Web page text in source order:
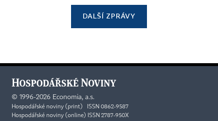
DALŠÍ ZPRÁVY
© 1996-2026 Economia, a.s.
Hospodářské noviny (print) ISSN 0862-9587
Hospodářské noviny (online) ISSN 2787-950X